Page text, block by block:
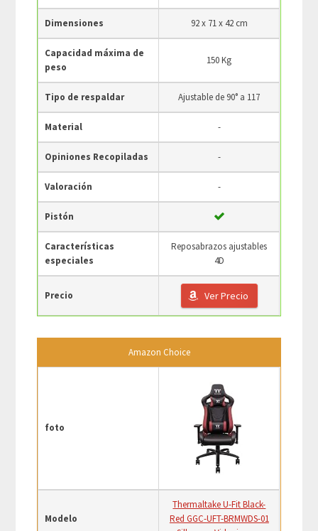
Dimensiones 92 x 71 x 42 cm
Capacidad máxima de
peso
150 Kg
Tipo de respaldar Ajustable de 90° a 117
Material -
Opiniones Recopiladas -
Valoración -
Pistón
Características
especiales
Reposabrazos ajustables
4D
Precio Ver Precio
Amazon Choice
foto
Modelo
Thermaltake U-Fit Black-
Red GGC-UFT-BRMWDS-01